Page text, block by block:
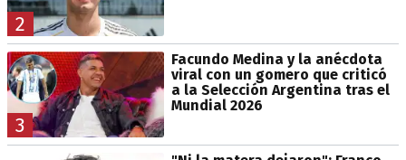
2
3
Facundo Medina y la anécdota
viral con un gomero que criticó
a la Selección Argentina tras el
Mundial 2026